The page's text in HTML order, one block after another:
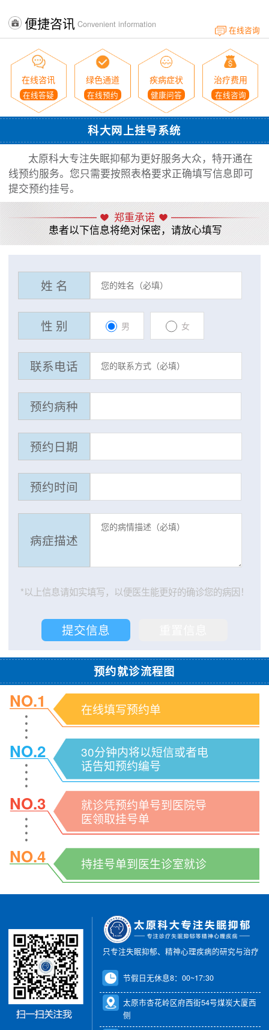
便捷咨讯 Convenient information
在线咨询
在线咨讯
在线答疑
绿色通道
在线预约
疾病症状
健康问答
治疗费用
在线咨询
科大网上挂号系统
太原科大专注失眠抑郁为更好服务大众，特开通在
线预约服务。您只需要按照表格要求正确填写信息即可
提交预约挂号。
郑重承诺
患者以下信息将绝对保密，请放心填写
姓 名
性 别 男 女
联系电话
预约病种
预约日期
预约时间
病症描述
*以上信息请如实填写，以便医生能更好的确诊您的病因！
预约就诊流程图
NO.1 在线填写预约单
NO.2
30分钟内将以短信或者电
话告知预约编号
NO.3
就诊凭预约单号到医院导
医领取挂号单
NO.4 持挂号单到医生诊室就诊
只专注失眠抑郁、精神心理疾病的研究与治疗
节假日无休息8：00~17:30
太原市杏花岭区府西街54号煤炭大厦西
侧